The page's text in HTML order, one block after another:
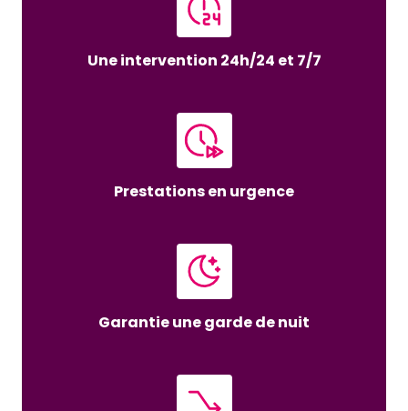
Une intervention 24h/24 et 7/7
Prestations en urgence
Garantie une garde de nuit